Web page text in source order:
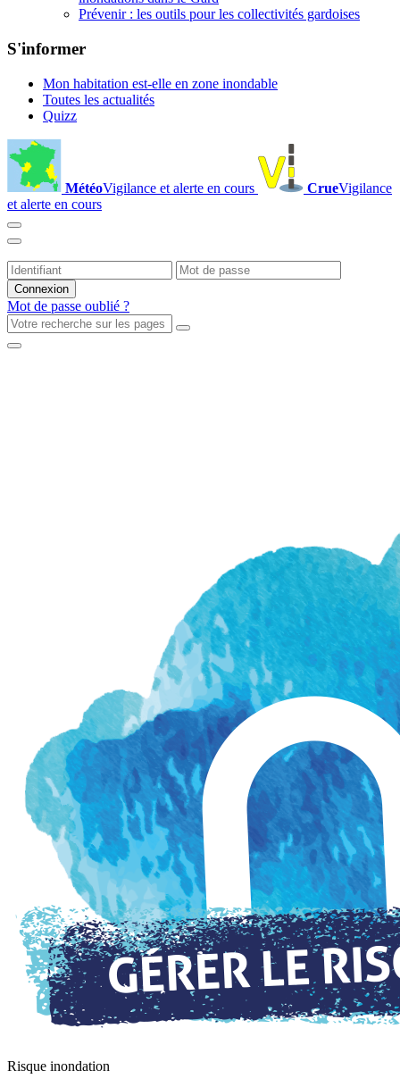
Prévenir : les outils pour les collectivités gardoises
S'informer
Mon habitation est-elle en zone inondable
Toutes les actualités
Quizz
MétéoVigilance et alerte en cours CrueVigilance
et alerte en cours
Mot de passe oublié ?
Risque inondation